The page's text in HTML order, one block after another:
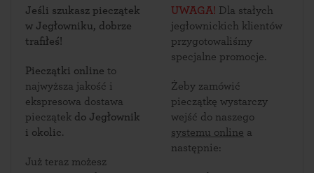
Jeśli szukasz pieczątek
w Jegłowniku, dobrze
trafiłeś!
Pieczątki online to
najwyższa jakość i
ekspresowa dostawa
pieczątek do Jegłownik
i okolic.
Już teraz możesz
UWAGA! Dla stałych
jegłownickich klientów
przygotowaliśmy
specjalne promocje.
Żeby zamówić
pieczątkę wystarczy
wejść do naszego
systemu online a
następnie: